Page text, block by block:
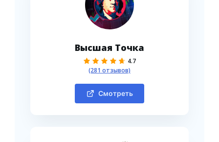
Высшая Точка
4.7
(281 отзывов)
Смотреть